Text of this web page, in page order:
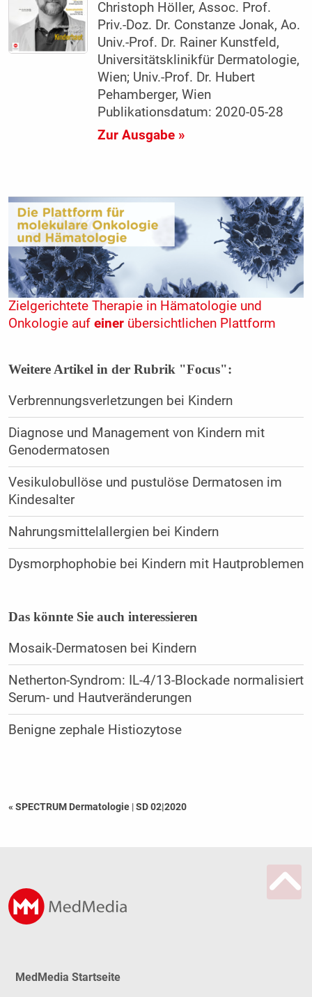
Christoph Höller, Assoc. Prof.
Priv.-Doz. Dr. Constanze Jonak, Ao.
Univ.-Prof. Dr. Rainer Kunstfeld,
Universitätsklinikfür Dermatologie,
Wien; Univ.-Prof. Dr. Hubert
Pehamberger, Wien
Publikationsdatum: 2020-05-28
Zur Ausgabe »
Zielgerichtete Therapie in Hämatologie und
Onkologie auf einerübersichtlichen Plattform
Weitere Artikel in der Rubrik "Focus":
Verbrennungsverletzungen bei Kindern
Diagnose und Management von Kindern mit
Genodermatosen
Vesikulobullöse und pustulöse Dermatosen im
Kindesalter
Nahrungsmittelallergien bei Kindern
Dysmorphophobie bei Kindern mit Hautproblemen
Das könnte Sie auch interessieren
Mosaik-Dermatosen bei Kindern
Netherton-Syndrom: IL-4/13-Blockade normalisiert
Serum- und Hautveränderungen
Benigne zephale Histiozytose
« SPECTRUM Dermatologie |SD 02|2020
MedMedia Startseite